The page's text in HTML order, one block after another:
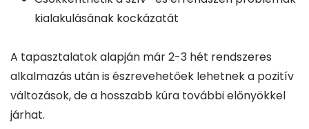
kialakulásának kockázatát
A tapasztalatok alapján már 2-3 hét rendszeres
alkalmazás után is észrevehetőek lehetnek a pozitív
változások, de a hosszabb kúra további előnyökkel
járhat.